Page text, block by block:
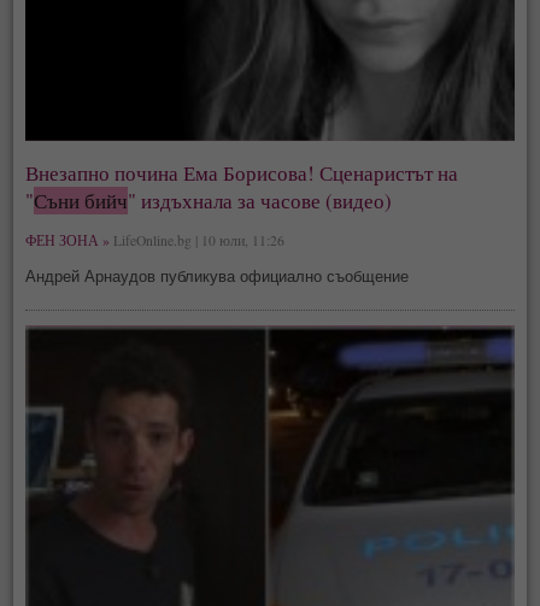
Внезапно почина Ема Борисова! Сценаристът на
"Съни бийч" издъхнала за часове (видео)
ФЕН ЗОНА » LifeOnline.bg | 10 юли, 11:26
Андрей Арнаудов публикува официално съобщение